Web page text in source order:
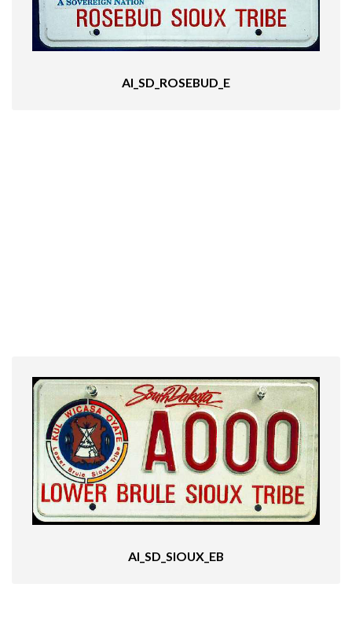
AI_SD_ROSEBUD_E
AI_SD_SIOUX_EB